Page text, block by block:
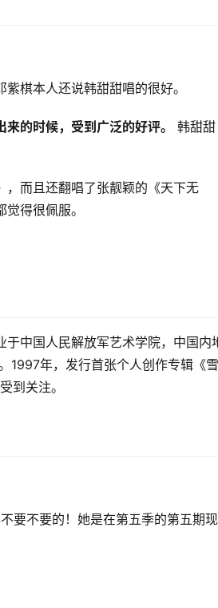
棋本人还说韩甜甜唱的很好。
的时候，受到广泛的好评。
韩甜甜
，而且还翻唱了张靓颖的《天下无
得很佩服。
中国人民解放军艺术学院，中国内
1997年，发行首张个人创作专辑《雪
到关注。
要不要的！她是在第五季的第五期现